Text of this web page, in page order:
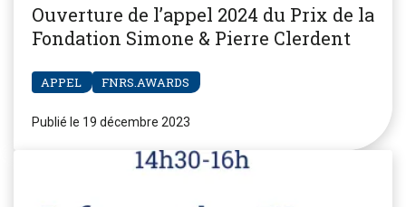
Ouverture de l’appel 2024 du Prix de la
Fondation Simone & Pierre Clerdent
APPEL FNRS.AWARDS
Publié le 19 décembre 2023